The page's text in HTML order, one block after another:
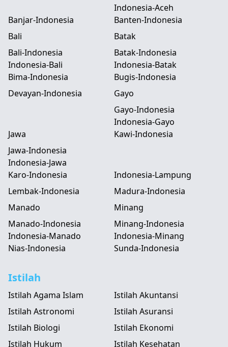
Indonesia-Aceh
Banjar-Indonesia
Banten-Indonesia
Bali
Bali-Indonesia
Indonesia-Bali
Batak
Batak-Indonesia
Indonesia-Batak
Bima-Indonesia
Bugis-Indonesia
Devayan-Indonesia
Gayo
Gayo-Indonesia
Indonesia-Gayo
Jawa
Jawa-Indonesia
Indonesia-Jawa
Kawi-Indonesia
Karo-Indonesia
Indonesia-Lampung
Lembak-Indonesia
Madura-Indonesia
Manado
Manado-Indonesia
Indonesia-Manado
Minang
Minang-Indonesia
Indonesia-Minang
Nias-Indonesia
Sunda-Indonesia
Istilah
Istilah Agama Islam
Istilah Akuntansi
Istilah Astronomi
Istilah Asuransi
Istilah Biologi
Istilah Ekonomi
Istilah Hukum
Istilah Kesehatan